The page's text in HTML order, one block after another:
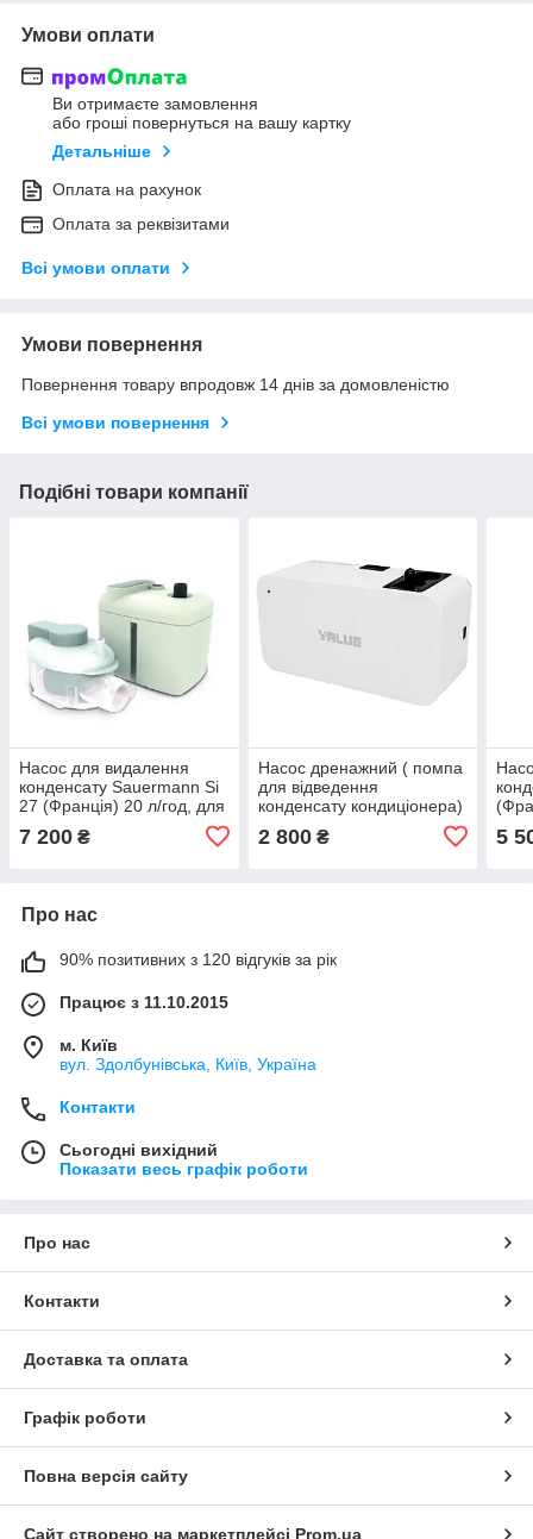
Умови оплати
Ви отримаєте замовлення
або гроші повернуться на вашу картку
Детальніше
Оплата на рахунок
Оплата за реквізитами
Всі умови оплати
Умови повернення
Повернення товару впродовж 14 днів за домовленістю
Всі умови повернення
Подібні товари компанії
Насос для видалення
конденсату Sauermann Si
27 (Франція) 20 л/год, для
кондиціонерів до 20(kWt)
холоду.
7 200 ₴
Насос дренажний ( помпа
для відведення
конденсату кондиціонера)
2 800₴ 5
Про нас
90% позитивних з 120 відгуків за рік
Працює з 11.10.2015
м. Київ
вул. Здолбунівська, Київ, Україна
Контакти
Сьогодні вихідний
Показати весь графік роботи
Про нас
Контакти
Доставка та оплата
Графік роботи
Повна версія сайту
Сайт створено на маркетплейсі Prom.ua